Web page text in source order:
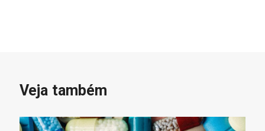
Veja também